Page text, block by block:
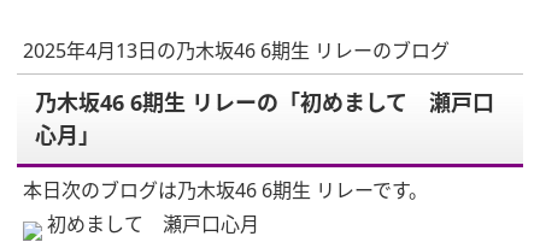
2025年4月13日の乃木坂46 6期生 リレーのブログ
乃木坂46 6期生 リレーの「初めまして 瀬戸口
心月」
本日次のブログは乃木坂46 6期生 リレーです。
初めまして 瀬戸口心月